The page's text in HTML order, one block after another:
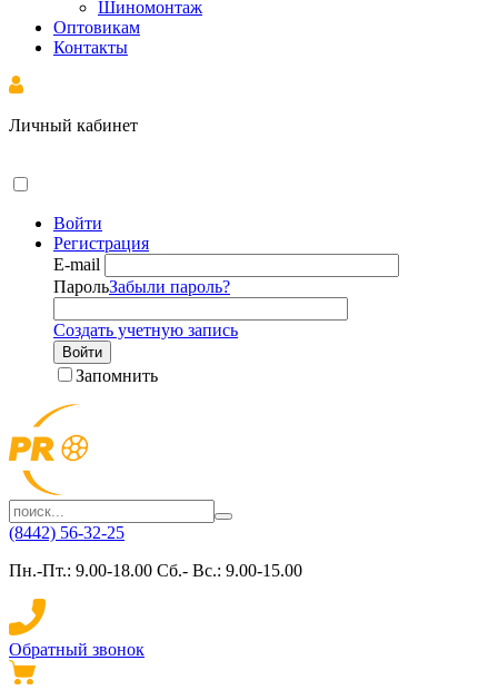
Шиномонтаж
Оптовикам
Контакты
Личный кабинет
Войти
Регистрация
E-mail
ПарольЗабыли пароль?
Создать учетную запись
Войти
Запомнить
(8442) 56-32-25
Пн.-Пт.: 9.00-18.00 Сб.- Вс.: 9.00-15.00
Обратный звонок